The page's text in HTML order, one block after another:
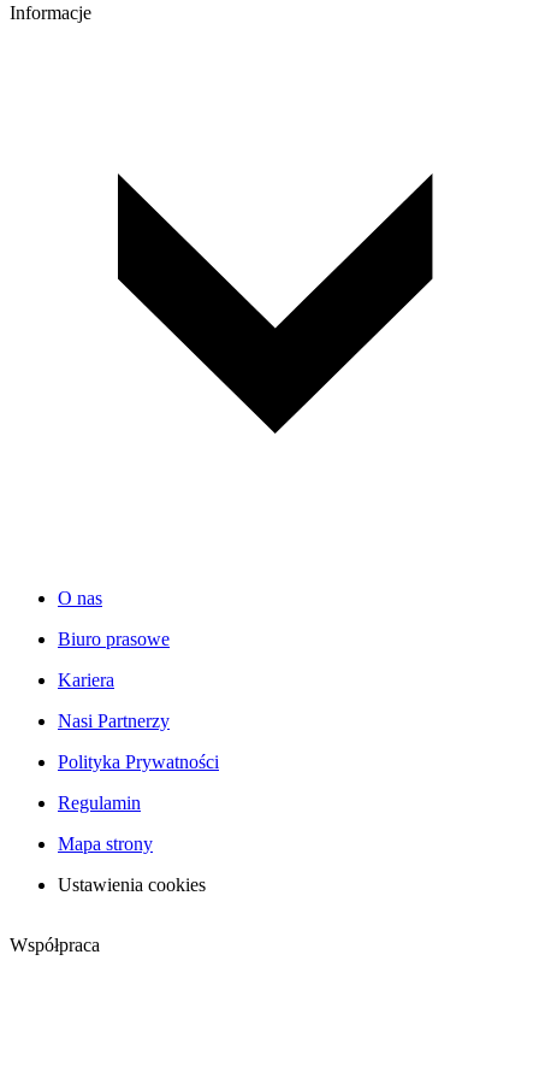
Informacje
O nas
Biuro prasowe
Kariera
Nasi Partnerzy
Polityka Prywatności
Regulamin
Mapa strony
Ustawienia cookies
Współpraca